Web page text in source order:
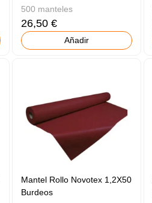
500 manteles
26,50 €
Añadir
Mantel Rollo Novotex 1,2X50
Burdeos